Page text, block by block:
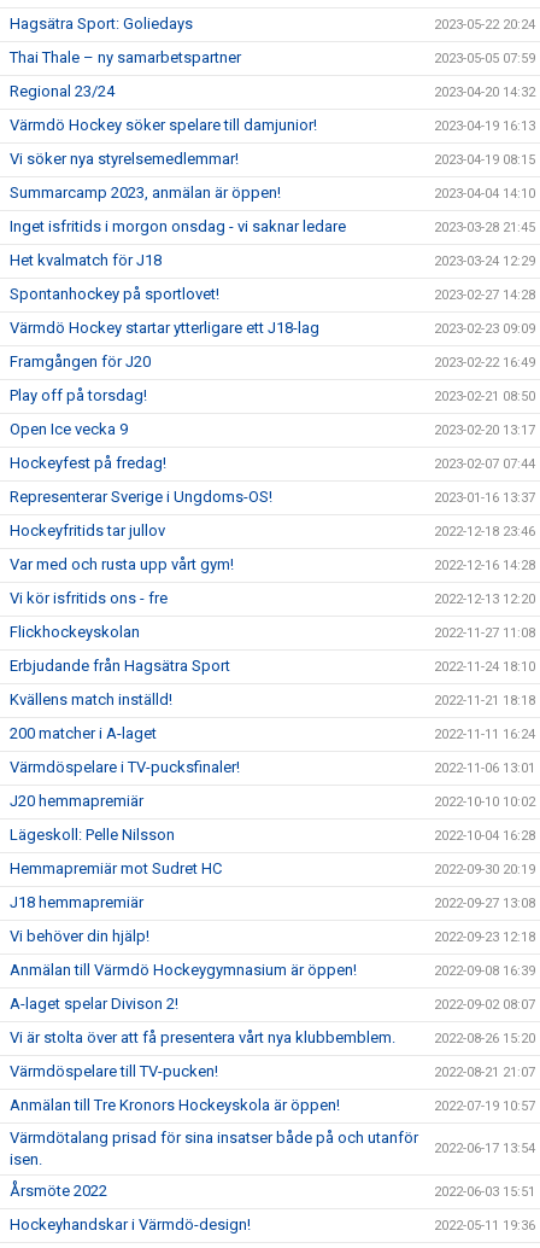
Hagsätra Sport: Goliedays 2023-05-22 20:24
Thai Thale – ny samarbetspartner 2023-05-05 07:59
Regional 23/24 2023-04-20 14:32
Värmdö Hockey söker spelare till damjunior! 2023-04-19 16:13
Vi söker nya styrelsemedlemmar! 2023-04-19 08:15
Summarcamp 2023, anmälan är öppen! 2023-04-04 14:10
Inget isfritids i morgon onsdag - vi saknar ledare 2023-03-28 21:45
Het kvalmatch för J18 2023-03-24 12:29
Spontanhockey på sportlovet! 2023-02-27 14:28
Värmdö Hockey startar ytterligare ett J18-lag 2023-02-23 09:09
Framgången för J20 2023-02-22 16:49
Play off på torsdag! 2023-02-21 08:50
Open Ice vecka 9 2023-02-20 13:17
Hockeyfest på fredag! 2023-02-07 07:44
Representerar Sverige i Ungdoms-OS! 2023-01-16 13:37
Hockeyfritids tar jullov 2022-12-18 23:46
Var med och rusta upp vårt gym! 2022-12-16 14:28
Vi kör isfritids ons - fre 2022-12-13 12:20
Flickhockeyskolan 2022-11-27 11:08
Erbjudande från Hagsätra Sport 2022-11-24 18:10
Kvällens match inställd! 2022-11-21 18:18
200 matcher i A-laget 2022-11-11 16:24
Värmdöspelare i TV-pucksfinaler! 2022-11-06 13:01
J20 hemmapremiär 2022-10-10 10:02
Lägeskoll: Pelle Nilsson 2022-10-04 16:28
Hemmapremiär mot Sudret HC 2022-09-30 20:19
J18 hemmapremiär 2022-09-27 13:08
Vi behöver din hjälp! 2022-09-23 12:18
Anmälan till Värmdö Hockeygymnasium är öppen! 2022-09-08 16:39
A-laget spelar Divison 2! 2022-09-02 08:07
Vi är stolta över att få presentera vårt nya klubbemblem. 2022-08-26 15:20
Värmdöspelare till TV-pucken! 2022-08-21 21:07
Anmälan till Tre Kronors Hockeyskola är öppen! 2022-07-19 10:57
Värmdötalang prisad för sina insatser både på och utanför
isen.
2022-06-17 13:54
Årsmöte 2022 2022-06-03 15:51
Hockeyhandskar i Värmdö-design! 2022-05-11 19:36